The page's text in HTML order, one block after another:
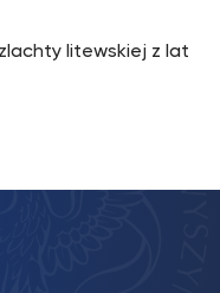
litewskiej z lat